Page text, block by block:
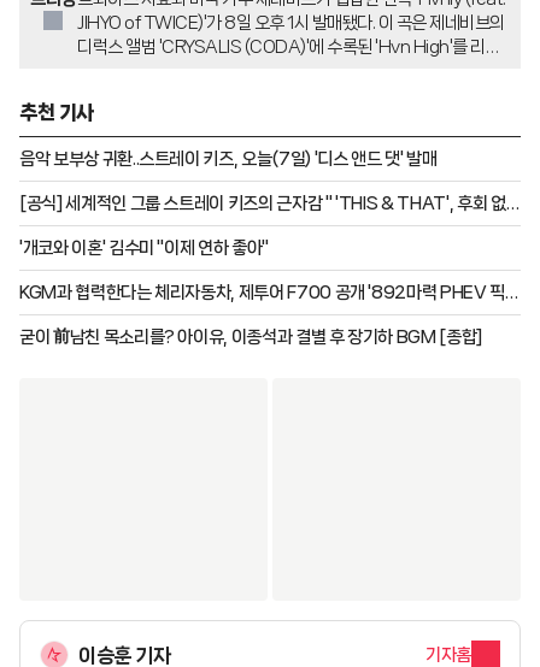
JIHYO of TWICE)'가 8일 오후 1시 발매됐다. 이 곡은 제네비브의
디럭스 앨범 'CRYSALIS (CODA)'에 수록된 'Hvn High'를 리믹
전 세계 관중과 만나며 유의미한 기록을 세웠다.
추천 기사
음악 보부상 귀환..스트레이 키즈, 오늘(7일) '디스 앤드 댓' 발매
[공식] 세계적인 그룹 스트레이 키즈의 근자감 " 'THIS & THAT', 후회 없
는 앨범"
'개코와 이혼' 김수미 "이제 연하 좋아"
KGM과 협력한다는 체리자동차, 제투어 F700 공개 '892마력 PHEV 픽업
트럭'
굳이 前남친 목소리를? 아이유, 이종석과 결별 후 장기하 BGM [종합]
이승훈 기자 기자홈